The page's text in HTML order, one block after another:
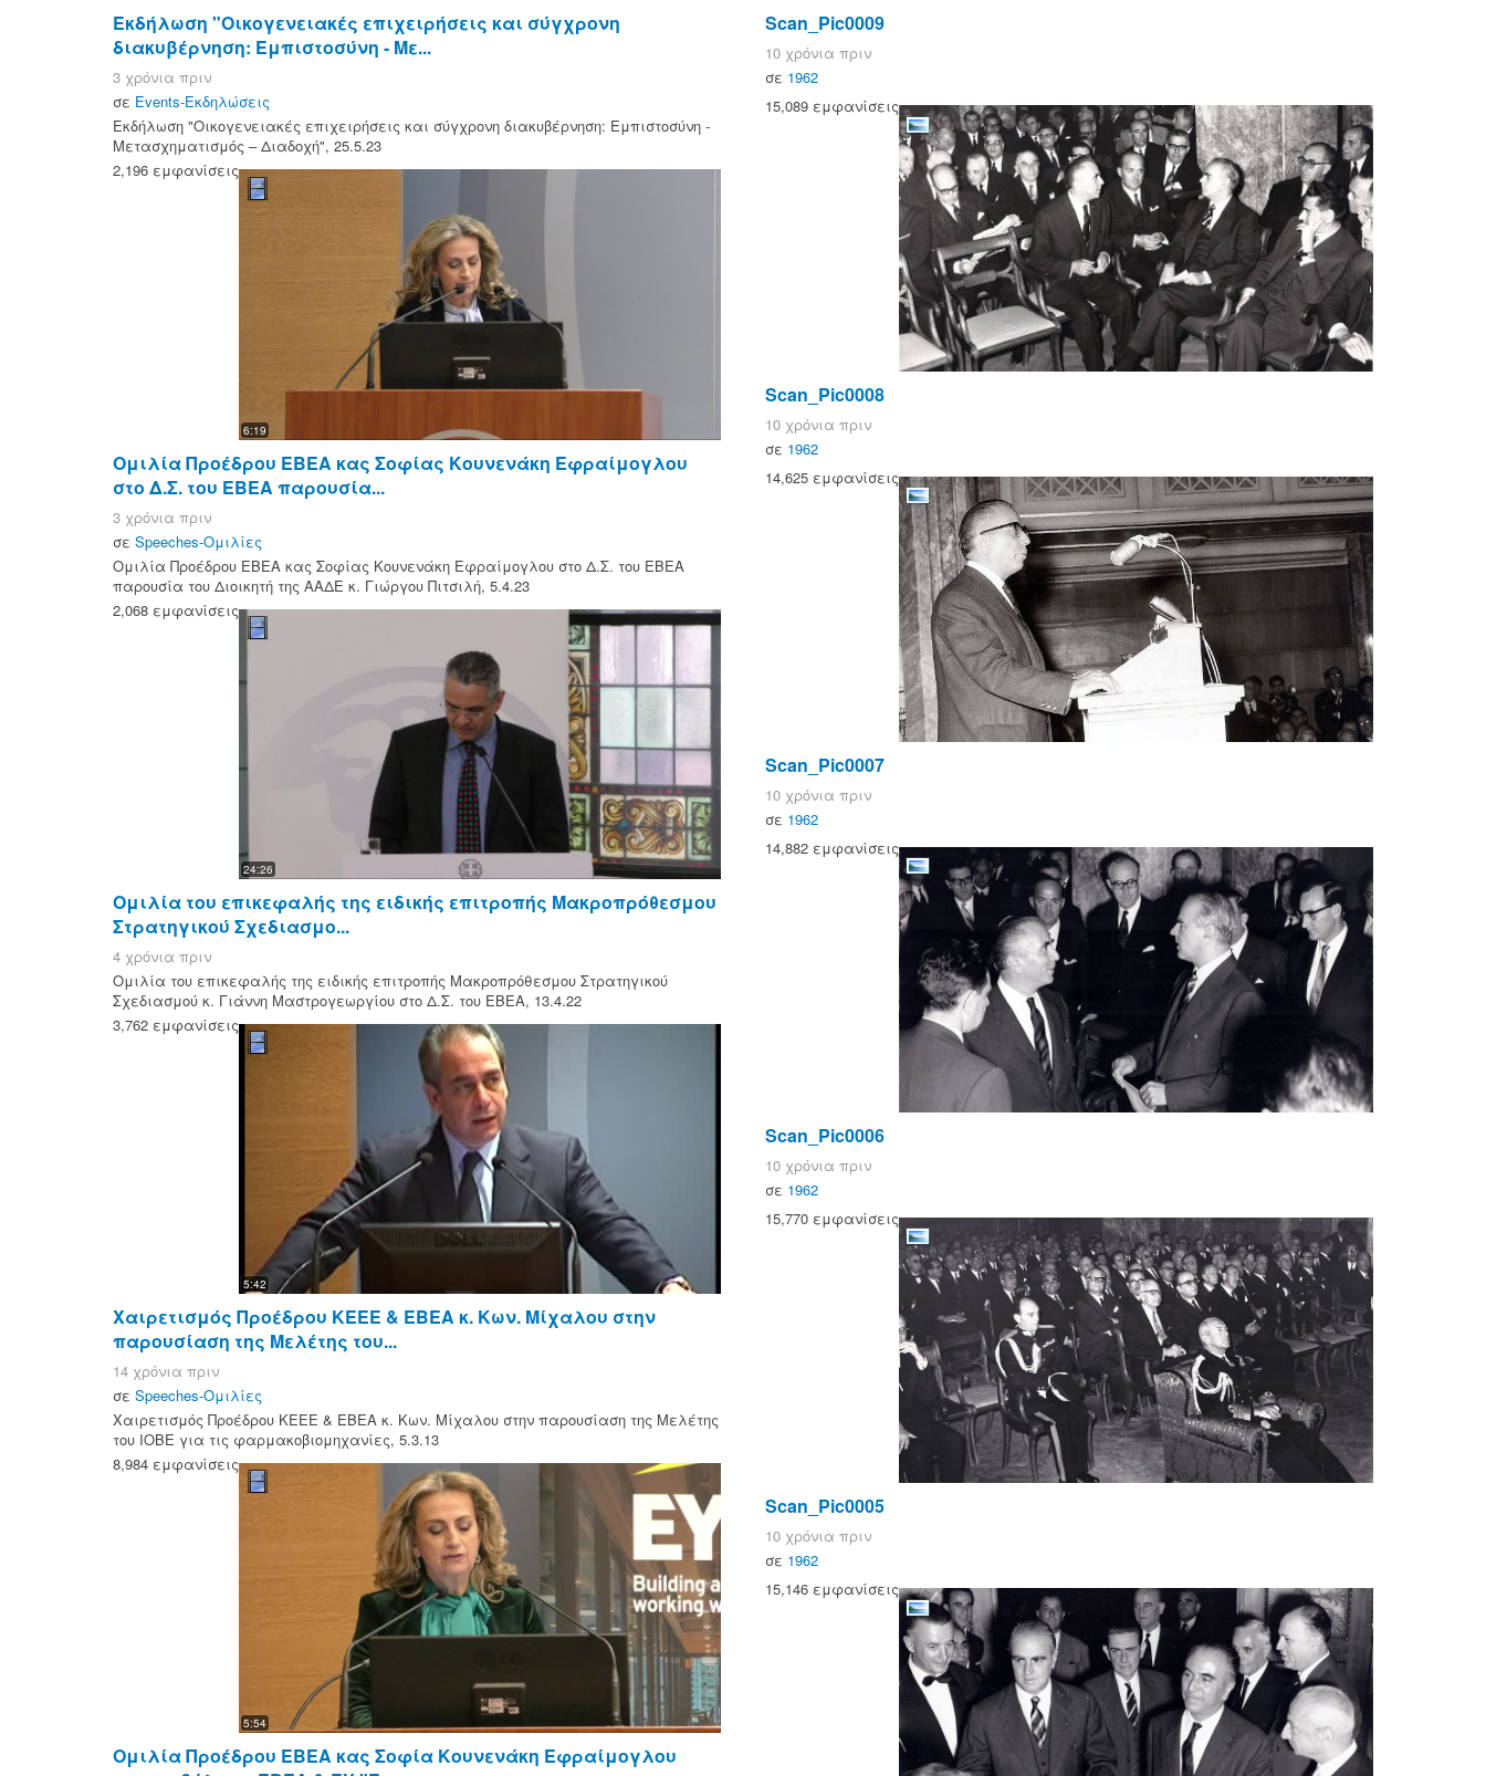
Εκδήλωση "Οικογενειακές επιχειρήσεις και σύγχρονη
διακυβέρνηση: Εμπιστοσύνη - Με...
3 χρόνια πριν
σε Events-Εκδηλώσεις
Εκδήλωση "Οικογενειακές επιχειρήσεις και σύγχρονη διακυβέρνηση: Εμπιστοσύνη -
Μετασχηματισμός – Διαδοχή", 25.5.23
2,196 εμφανίσεις
6:19
Ομιλία Προέδρου ΕΒΕΑ κας Σοφίας Κουνενάκη Εφραίμογλου
στο Δ.Σ. του ΕΒΕΑ παρουσία...
3 χρόνια πριν
σε Speeches-Ομιλίες
Ομιλία Προέδρου ΕΒΕΑ κας Σοφίας Κουνενάκη Εφραίμογλου στο Δ.Σ. του ΕΒΕΑ
παρουσία του Διοικητή της ΑΑΔΕ κ. Γιώργου Πιτσιλή, 5.4.23
2,068 εμφανίσεις
24:26
Ομιλία του επικεφαλής της ειδικής επιτροπής Μακροπρόθεσμου
Στρατηγικού Σχεδιασμο...
4 χρόνια πριν
Ομιλία του επικεφαλής της ειδικής επιτροπής Μακροπρόθεσμου Στρατηγικού
Σχεδιασμού κ. Γιάννη Μαστρογεωργίου στο Δ.Σ. του ΕΒΕΑ, 13.4.22
3,762 εμφανίσεις
5:42
Χαιρετισμός Προέδρου ΚΕΕΕ & ΕΒΕΑ κ. Κων. Μίχαλου στην
παρουσίαση της Μελέτης του...
14 χρόνια πριν
σε Speeches-Ομιλίες
Χαιρετισμός Προέδρου ΚΕΕΕ & ΕΒΕΑ κ. Κων. Μίχαλου στην παρουσίαση της Μελέτης
του ΙΟΒΕ για τις φαρμακοβιομηχανίες, 5.3.13
8,984 εμφανίσεις
5:54
Ομιλία Προέδρου ΕΒΕΑ κας Σοφία Κουνενάκη Εφραίμογλου
Scan_Pic0009
10 χρόνια πριν
σε 1962
15,089 εμφανίσεις
Scan_Pic0008
10 χρόνια πριν
σε 1962
14,625 εμφανίσεις
Scan_Pic0007
10 χρόνια πριν
σε 1962
14,882 εμφανίσεις
Scan_Pic0006
10 χρόνια πριν
σε 1962
15,770 εμφανίσεις
Scan_Pic0005
10 χρόνια πριν
σε 1962
15,146 εμφανίσεις